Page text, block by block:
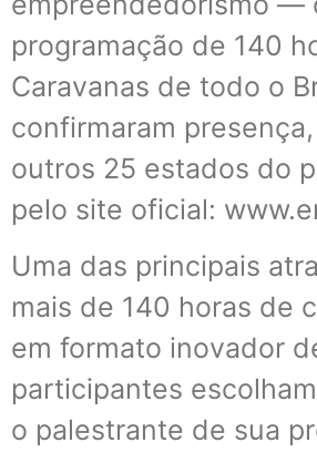
programação de 140
Caravanas de todo o
confirmaram
outros 25 estados do
pelo site oficial:
Uma das principais
mais de 140 horas de
em formato inovador
participantes
o palestrante de sua